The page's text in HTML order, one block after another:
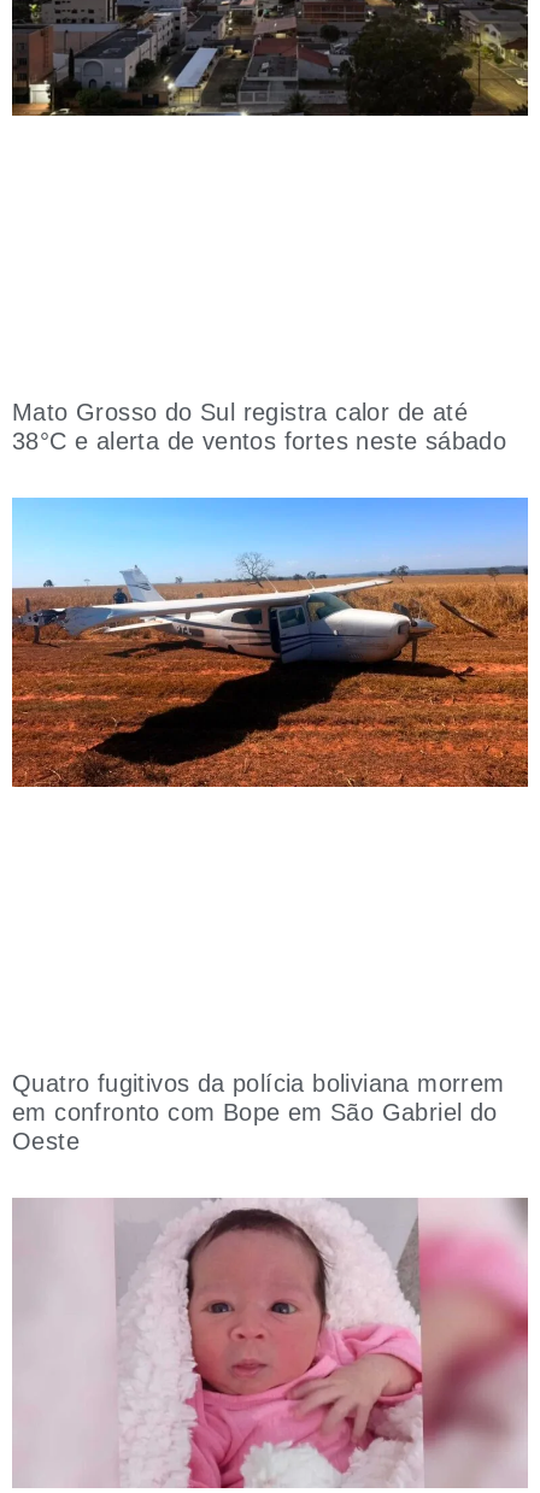
Mato Grosso do Sul registra calor de até
38°C e alerta de ventos fortes neste sábado
Quatro fugitivos da polícia boliviana morrem
em confronto com Bope em São Gabriel do
Oeste